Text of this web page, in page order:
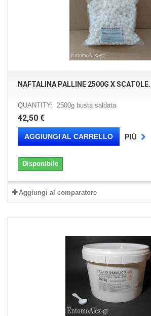
NAFTALINA PALLINE 2500G X
QUANTITY: 2500g busta saldata
42,50 €
AGGIUNGI AL CARRELLO PIÙ
Disponibile
Aggiungi al comparatore